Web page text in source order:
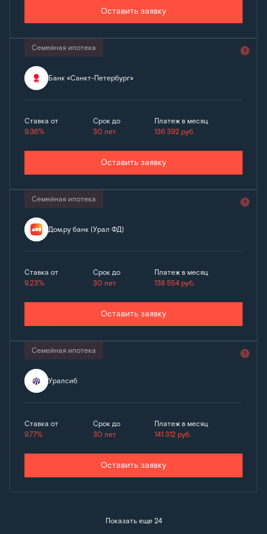
Оставить заявку
Семейная ипотека
Банк «Санкт-Петербург»
Ставка от
9.36%
Срок до
30 лет
Платеж в месяц
136 392руб.
Оставить заявку
Семейная ипотека
Дом.ру банк (Урал ФД)
Ставка от
9.23%
Срок до
30 лет
Платеж в месяц
138 554руб.
Оставить заявку
Семейная ипотека
Уралсиб
Ставка от
9.77%
Срок до
30 лет
Платеж в месяц
141 312руб.
Оставить заявку
Показать еще 24